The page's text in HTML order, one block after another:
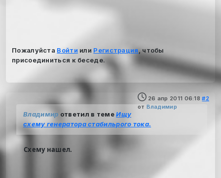
Пожалуйста Войти или Регистрация, чтобы
присоединиться к беседе.
26 апр 2011 06:18 #2
от Владимир
Владимир ответил в темеИщу
схему генератора стабильрого тока.
Схему нашел.